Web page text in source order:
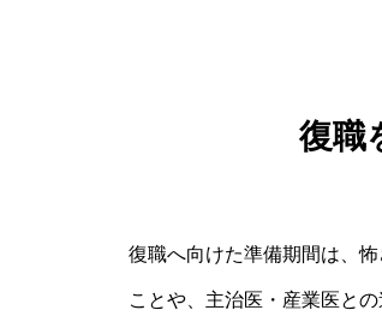
復職
復職へ向けた準備期間は、
ことや、主治医・産業医と